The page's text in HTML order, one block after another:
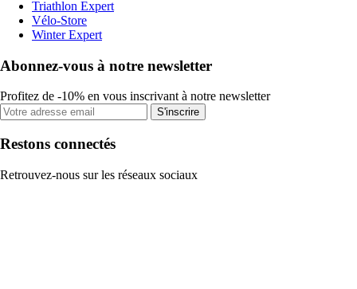
Triathlon Expert
Vélo-Store
Winter Expert
Abonnez-vous à notre newsletter
Profitez de -10% en vous inscrivant à notre newsletter
S'inscrire
Restons connectés
Retrouvez-nous sur les réseaux sociaux